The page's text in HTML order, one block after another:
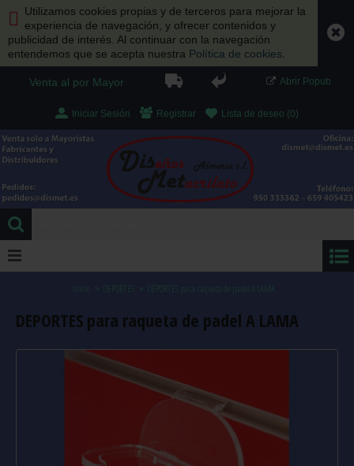
Utilizamos cookies propias y de terceros para mejorar la
experiencia de navegación, y ofrecer contenidos y
publicidad de interés. Al continuar con la navegación
entendemos que se acepta nuestra Política de cookies
Venta al por Mayor Abrir Popub
Iniciar Sesión Registrar Lista de deseo (0)
Inicio DEPORTES DEPORTES para raqueta de padel A LAMA
DEPORTES para raqueta de padel A LAMA